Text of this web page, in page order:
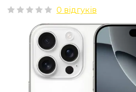
0 відгуків